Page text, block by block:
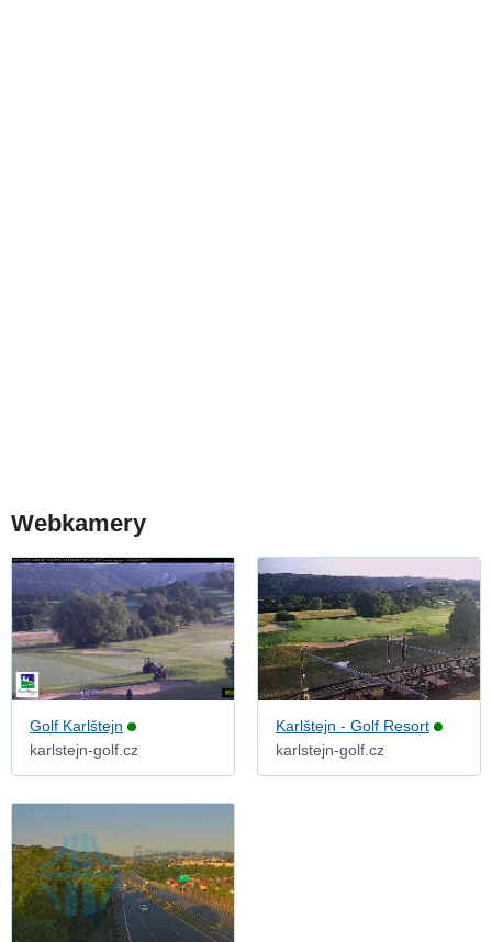
Webkamery
Golf Karlštejn
karlstejn-golf.cz
Karlštejn - Golf Resort
karlstejn-golf.cz